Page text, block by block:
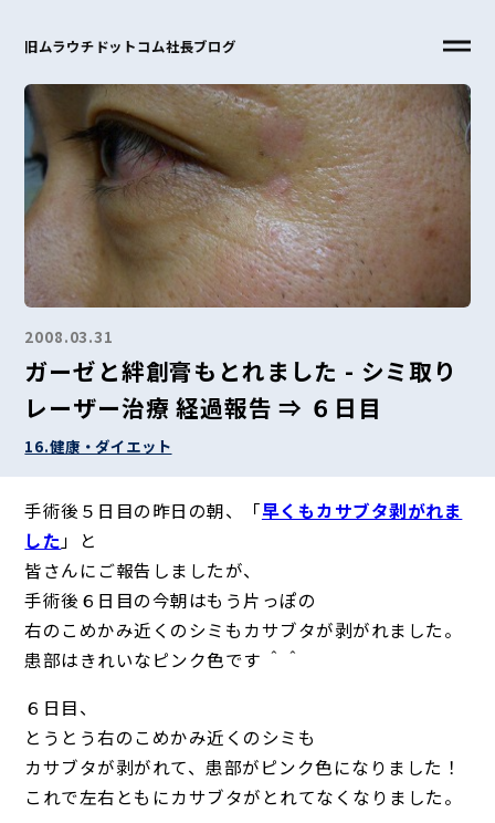
旧ムラウチドットコム社長ブログ
2008.03.31
ガーゼと絆創膏もとれました - シミ取り
レーザー治療 経過報告 ⇒ ６日目
16.健康・ダイエット
手術後５日目の昨日の朝、「早くもカサブタ剥がれま
した 」と
皆さんにご報告しましたが、
手術後６日目の今朝はもう片っぽの
右のこめかみ近くのシミもカサブタが剥がれました。
患部はきれいなピンク色です ＾＾
６日目、
とうとう右のこめかみ近くのシミも
カサブタが剥がれて、患部がピンク色になりました！
これで左右ともにカサブタがとれてなくなりました。